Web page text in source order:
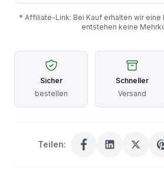
* Affiliate-Link: Bei Kauf erhalten wir eine
entstehen keine
Sicher
bestellen
Schneller
Versand
Teilen: